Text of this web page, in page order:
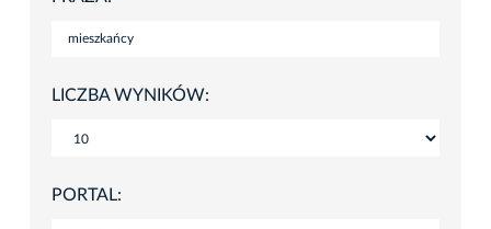
LICZBA WYNIKÓW:
PORTAL: